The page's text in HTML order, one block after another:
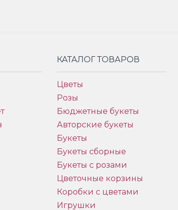
КАТАЛОГ ТОВАРОВ
Цветы
Розы
Бюджетные букеты
Авторские букеты
Букеты
Букеты сборные
Букеты с розами
Цветочные корзины
Коробки с цветами
Игрушки